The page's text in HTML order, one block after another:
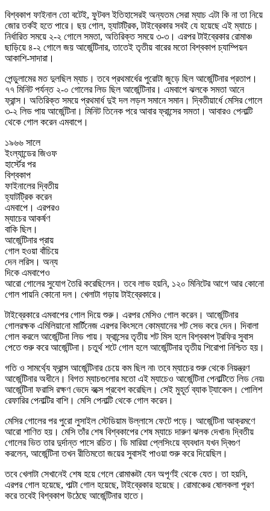
বিশ্বকাপ ফাইনাল তো বটেই, ফুটবল ইতিহাসেরই অন্যতম সেরা ম্যাচ এটা কি না তা নিয়ে
জোর তর্কই হতে পারে। ছয় গোল, হ্যাটট্রিক, টাইব্রেকার সবই যে হয়েছে এই ম্যাচে।
নির্ধারিত সময়ে ২-২ গোলে সমতা, অতিরিক্ত সময়ে ৩-৩। এরপর টাইব্রেকার রোমাঞ্চ
ছাড়িয়ে ৪-২ গোলে জয় আর্জেন্টিনার, তাতেই তৃতীয় বারের মতো বিশ্বকাপ চ্যাম্পিয়ন
আকাশি-সাদারা।
পেন্ডুলামের মত দুলছিল ম্যাচ। তবে প্রথমার্ধের পুরোটা জুড়ে ছিল আর্জেন্টিনার প্রতাপ।
৭৭ মিনিট পর্যন্ত ২-০ গোলের লিড ছিল আর্জেন্টিনার। এমবাপে ঝলকে সমতা আনে
ফ্রান্স। অতিরিক্ত সময়ে প্রথমার্ধ দুই দল লড়ল সমানে সমান। দ্বিতীয়ার্ধে মেসির গোলে
৩-২ লিড পায় আর্জেন্টিনা। মিনিট তিনেক পরে আবার ফ্রান্সের সমতা। আবারও পেনাল্টি
থেকে গোল করেন এমবাপে।
১৯৬৬ সালে
ইংল্যান্ডের জিওফ
হার্স্টের পর
বিশ্বকাপ
ফাইনালের দ্বিতীয়
হ্যাটট্রিক করেন
এমবাপে। এরপরও
ম্যাচের আকর্ষণ
বাকি ছিল।
আর্জেন্টিনার প্রায়
গোল হওয়া বাঁচিয়ে
দেন লরিস। অন্য
দিকে এমবাপেও
আরো গোলের সুযোগ তৈরি করেছিলেন। তবে লাভ হয়নি, ১২০ মিনিটের আগে আর কোনো
গোল পায়নি কোনো দল। খেলাটা গড়ায় টাইব্রেকারে।
টাইব্রেকারে এমবাপের গোল দিয়ে শুরু। এরপর মেসিও গোল করেন। আর্জেন্টিনার
গোলরক্ষক এমিলিয়ানো মার্টিনেজ এরপর কিংসলে কোম্যানের শট সেভ করে দেন। দিবালা
গোল করলে আর্জেন্টিনা লিড পায়। ফ্রান্সের তৃতীয় শট মিস হলে বিশ্বকাপ ট্রফির সুবাস
পেতে শুরু করে আর্জেন্টিনা। চতুর্থ শটে গোল হলে আর্জেন্টিনার তৃতীয় শিরোপা নিশ্চিত হয়।
গতি ও সামর্থ্যে ফ্রান্স আর্জেন্টিনার চেয়ে কম ছিল না৷ তবে ম্যাচের শুরু থেকে নিয়ন্ত্রণ
আর্জেন্টিনার অধীনে। বিগত ম্যাচগুলোর মতো এই ম্যাচেও আর্জেন্টিনা পেনাল্টিতে লিড নেয়৷
আর্জেন্টিনা ফরাসি রক্ষণ ভেদে বক্সে প্রবেশ করেছিল। সেই মুহূর্ত ব্যাক ট্যাকেল। পোলিশ
রেফারির পেনাল্টির বাশি। মেসি পেনাল্টি থেকে গোল করেন।
মেসির গোলের পর পুরো লুসাইল স্টেডিয়াম উল্লাসে ফেটে পড়ে। আর্জেন্টিনা আক্রমণে
আরো শাণিত হয়। মেসি তাঁর শেষ বিশ্বকাপের শেষ ম্যাচে দারুণ ঝলক দেখান৷ দ্বিতীয়
গোলের ভিত তার দুর্দান্ত পাসে রচিত। ডি মারিয়া প্লেসিংয়ে ব্যবধান যখন দ্বিগুণ
করলেন, আর্জেন্টিনা তখন রীতিমতো জয়ের সুবাসই পাওয়া শুরু করে দিয়েছিল।
তবে খেলাটা সেখানেই শেষ হয়ে গেলে রোমাঞ্চটা যেন অপূর্ণই থেকে যেত। তা হয়নি,
এরপর গোল হয়েছে, পাল্টা গোল হয়েছে, টাইব্রেকার হয়েছে। রোমাঞ্চের ষোলকলা পূরণ
করে তবেই বিশ্বকাপ উঠেছে আর্জেন্টিনার হাতে।